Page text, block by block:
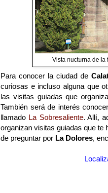
Vista nucturna de la
Para conocer la ciudad de
curiosas e incluso alguna que
las visitas guiadas que
También será de interés
llamado La Sobresaliente. Allí,
organizan visitas guiadas que te
de preguntar por La Dolores,